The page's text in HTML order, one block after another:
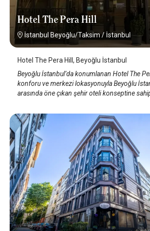
Hotel The Pera Hill
İstanbul Beyoğlu/Taksim / İstanbul
Hotel The Pera Hill, Beyoğlu İstanbul
Beyoğlu İstanbul’da konumlanan Hotel The
konforu ve merkezi lokasyonuyla Beyoğlu
arasında öne çıkan şehir oteli konseptine